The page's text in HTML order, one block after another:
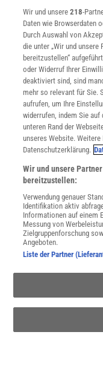
SPONSORED
Anzeige
Für Sie im
Wir und unsere218-
Daten wie Browserdaten
Durch Auswahl von
die unter „Wir und unsere
bereitzustellen“
oder Widerruf Ihrer
deaktiviert sind, sind
mehr so relevant für Sie.
aufrufen, um Ihre
widerrufen, indem Sie
unteren Rand der
unseres Website.
Datenschutzerklärung.
Wir und unsere
bereitzustellen:
Verwendung genauer
Identifikation aktiv
Informationen auf einem
Messung von
Zielgruppenforschung
Angeboten.
Liste der Partner